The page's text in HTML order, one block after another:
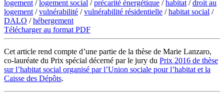
logement /logement social /précarité énergétique /habitat /droit au
logement /vulnérabilité /vulnérabilité résidentielle /habitat social /
DALO /hébergement
Télécharger au format PDF
Cet article rend compte d’une partie de la thèse de Marie Lanzaro,
co-lauréate du Prix spécial décerné par le jury du Prix 2016 de thèse
sur l’habitat social organisé par l’Union sociale pour l’habitat et la
Caisse des Dépôts.